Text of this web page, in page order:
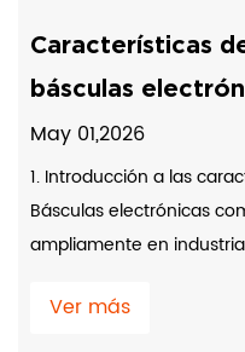
Características
básculas
May 01,2026
1. Introducción a las
Básculas electrónicas
ampliamente en
Ver más